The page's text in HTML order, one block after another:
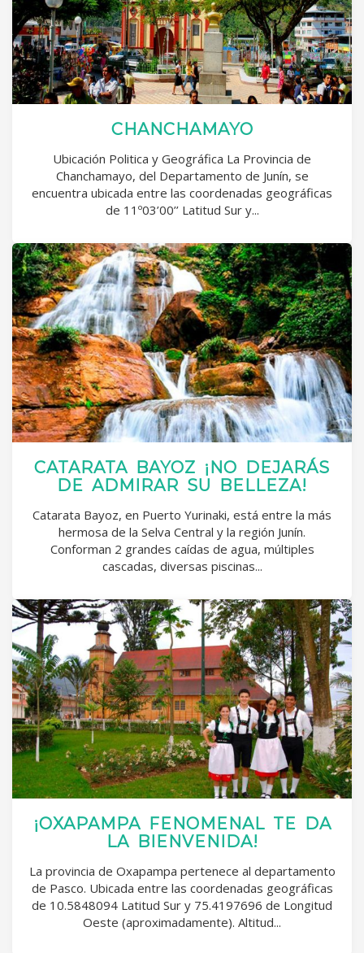
CHANCHAMAYO
Ubicación Politica y Geográfica La Provincia de
Chanchamayo, del Departamento de Junín, se
encuentra ubicada entre las coordenadas geográficas
de 11º03’00’’ Latitud Sur y...
CATARATA BAYOZ ¡NO DEJARÁS
DE ADMIRAR SU BELLEZA!
Catarata Bayoz, en Puerto Yurinaki, está entre la más
hermosa de la Selva Central y la región Junín.
Conforman 2 grandes caídas de agua, múltiples
cascadas, diversas piscinas...
¡OXAPAMPA FENOMENAL TE DA
LA BIENVENIDA!
La provincia de Oxapampa pertenece al departamento
de Pasco. Ubicada entre las coordenadas geográficas
de 10.5848094 Latitud Sur y 75.4197696 de Longitud
Oeste (aproximadamente). Altitud...